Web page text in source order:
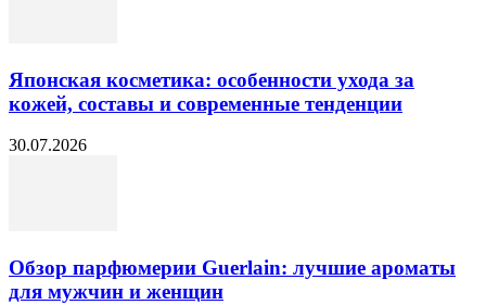
Японская косметика: особенности ухода за
кожей, составы и современные тенденции
30.07.2026
Обзор парфюмерии Guerlain: лучшие ароматы
для мужчин и женщин